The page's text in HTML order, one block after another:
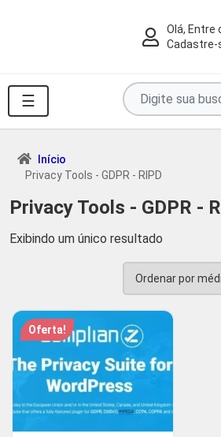
Olá, Entre
Cadastre-
☰
Pesquise
por
produtos
...
Início
Privacy Tools - GDPR - RIPD
Privacy Tools - GDPR -
Exibindo um único resultado
Oferta!